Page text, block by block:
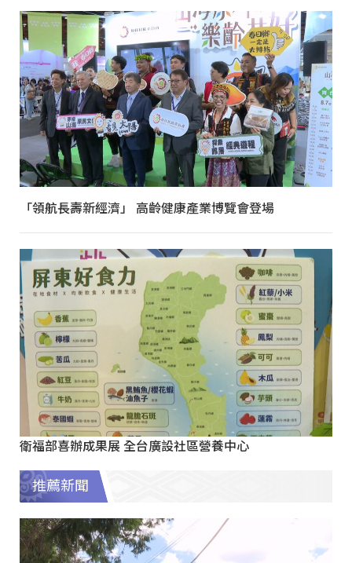
「領航長壽新經濟」 高齡健康產業博覽會登場
衛福部喜辦成果展 全台廣設社區營養中心
推薦新聞